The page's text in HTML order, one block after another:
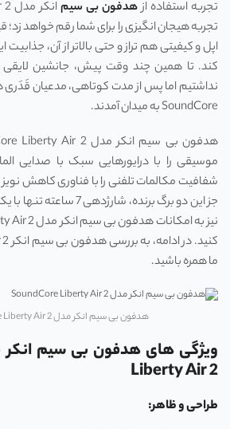
تجربه استفاده ازهدفون بی سیم
تجربه هیجان انگیزی را برای شما رقم خواهد زد؛
اپل و کیفیتی هم ‌تراز و حتی بالاتر از آن،
کند. تا همین چند وقت پیش، جانشین لایقی
نداشتیم اما پس از مدت کوتاهی، مدعیان
SoundCore به میدان آمدند.
موسیقی را با درایورهایی سبک با صدایی
ما همره باشید.
هدفون بی سیم انکر مدل SoundCore Liberty Air 2
Liberty Air 2
طراحی و ظاهر: